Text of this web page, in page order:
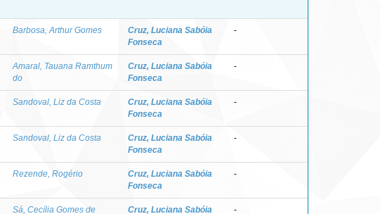
Barbosa, Arthur Gomes
Cruz, Luciana Sabóia
Fonseca
-
Amaral, Tauana Ramthum
do
Cruz, Luciana Sabóia
Fonseca
-
Sandoval, Liz da Costa
Cruz, Luciana Sabóia
Fonseca
-
Sandoval, Liz da Costa
Cruz, Luciana Sabóia
Fonseca
-
Rezende, Rogério
Cruz, Luciana Sabóia
Fonseca
-
Sá, Cecília Gomes de
Cruz, Luciana Sabóia
-